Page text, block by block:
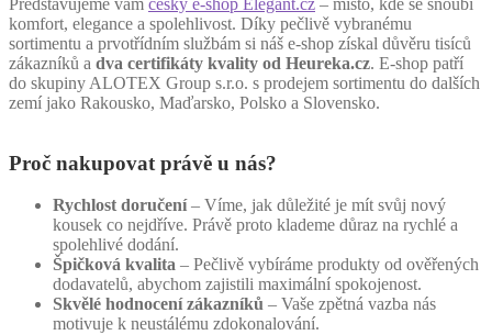
komfort, elegance a spolehlivost. Díky pečlivě vybranému
sortimentu a prvotřídním službám si náš e-shop získal důvěru tisíců
zákazníků a dva certifikáty kvality od Heureka.cz. E-shop patří
do skupiny ALOTEX Group s.r.o. s prodejem sortimentu do dalších
zemí jako Rakousko, Maďarsko, Polsko a Slovensko.
Proč nakupovat právě u nás?
Rychlost doručení– Víme, jak důležité je mít svůj nový
kousek co nejdříve. Právě proto klademe důraz na rychlé a
spolehlivé dodání.
Špičková kvalita – Pečlivě vybíráme produkty od ověřených
dodavatelů, abychom zajistili maximální spokojenost.
Skvělé hodnocení zákazníků – Vaše zpětná vazba nás
motivuje k neustálému zdokonalování.